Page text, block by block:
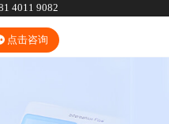
4011 9082
点击咨询